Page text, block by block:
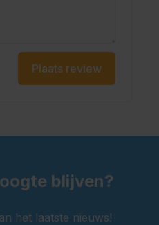
Plaats review
blijven?
het laatste nieuws!